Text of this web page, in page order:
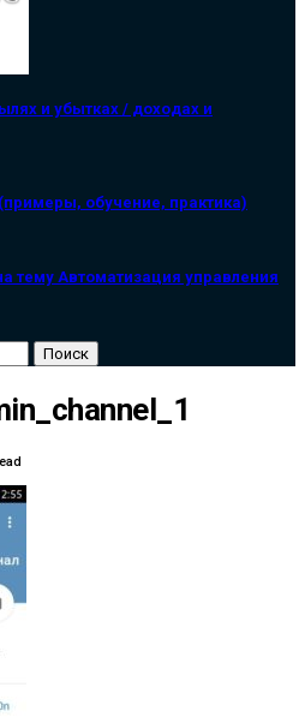
и убытках / доходах и
обучение, практика)
тему Автоматизация управления